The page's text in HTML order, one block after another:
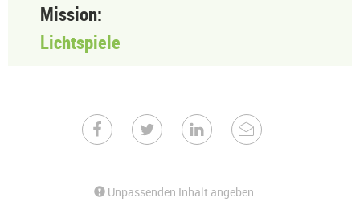
Mission:
Lichtspiele
Unpassenden Inhalt angeben